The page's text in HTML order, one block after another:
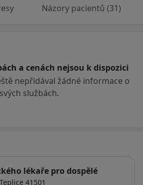
Názory pacientů (31)
a cenách nejsou k dispozici
nepřidával žádné informace o
svých službách.
lékaře pro dospělé
Teplice 41501